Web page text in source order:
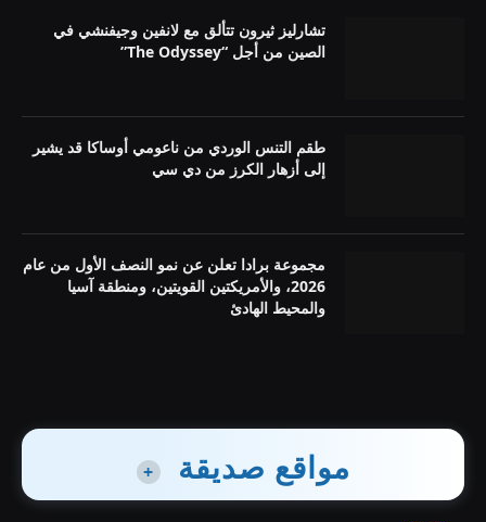
تشارليز ثيرون تتألق مع لانفين وجيفنشي في
الصين من أجل “The Odyssey”
طقم التنس الوردي من ناعومي أوساكا قد يشير
إلى أزهار الكرز من دي سي
مجموعة برادا تعلن عن نمو النصف الأول من عام
2026، والأمريكتين القويتين، ومنطقة آسيا
والمحيط الهادئ
مواقع صديقة +